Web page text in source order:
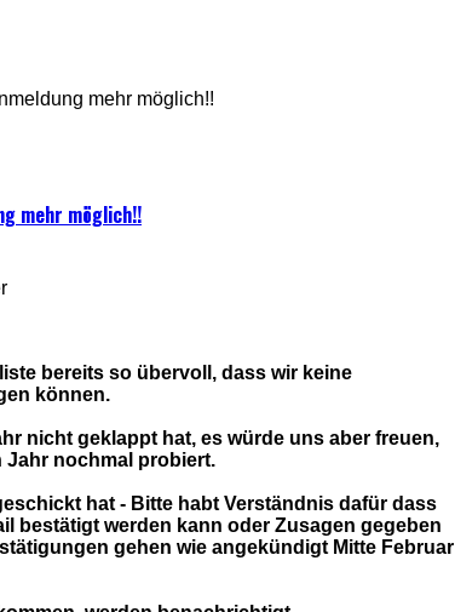
mehr möglich!!
mehr möglich!!
bereits so übervoll, dass wir keine
können.
nicht geklappt hat, es würde uns aber freuen,
Jahr nochmal probiert.
hat - Bitte habt Verständnis dafür dass
bestätigt werden kann oder Zusagen gegeben
gehen wie angekündigt Mitte Februar